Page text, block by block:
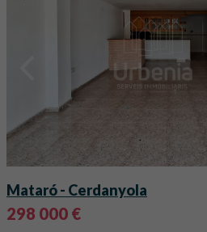
Mataró- Cerdanyola
298 000 €